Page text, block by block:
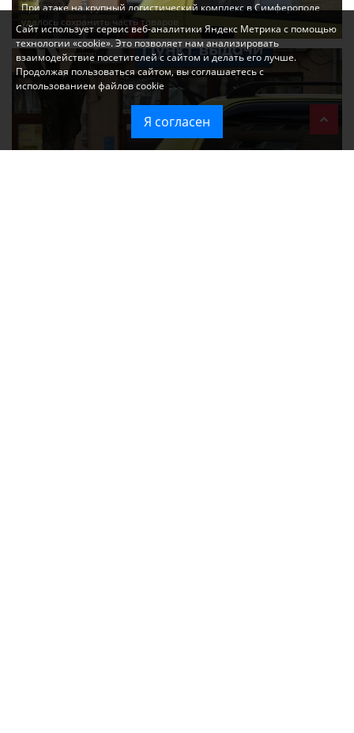
При атаке на крупный логистический комплекс в Симферополе
удалось сохранить часть товаров
Сайт использует сервис веб-аналитики Яндекс Метрика с помощью
технологии «cookie». Это позволяет нам анализировать
взаимодействие посетителей с сайтом и делать его лучше.
Продолжая пользоваться сайтом, вы соглашаетесь с
использованием файлов cookie
Я согласен